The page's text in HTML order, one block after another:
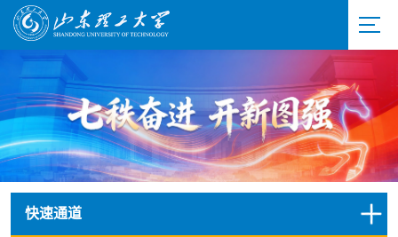
快速通道